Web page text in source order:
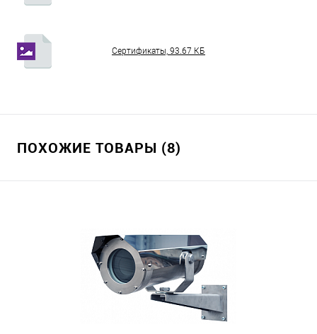
Сертификаты, 93.67 КБ
ПОХОЖИЕ ТОВАРЫ (8)